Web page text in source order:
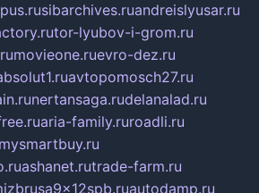
sibarchives.ruandreislyusar.ru
tor-lyubov-i-grom.ru
movieone.ruevro-dez.ru
avtopomosch27.ru
nertansaga.rudelanalad.ru
aria-family.ruroadli.ru
mysmartbuy.ru
ashanet.rutrade-farm.ru
autodamp.ru